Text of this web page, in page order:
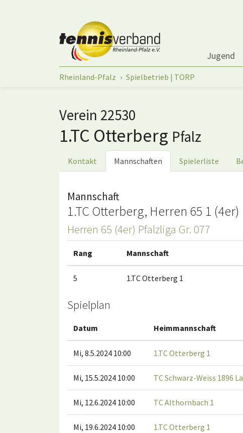
Jugend
Sie sind hier:
Rheinland-Pfalz Spielbetrieb | TORP
Verein 22530
1.TC Otterberg Pfalz
Kontakt Mannschaften Spielerliste
Mannschaft
1.TC Otterberg, Herren 65 1 (4er)
Herren 65 (4er) Pfalzliga Gr. 077
Rang Mannschaft
5 1.TC Otterberg 1
Spielplan
Datum Heimmannschaft
Mi, 8.5.2024 10:00 1.TC Otterberg 1
Mi, 15.5.2024 10:00 TC Schwarz-Weiss 1896
Mi, 12.6.2024 10:00 TC Althornbach 1
Mi, 19.6.2024 10:00 1.TC Otterberg 1